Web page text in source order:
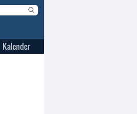
Kalender